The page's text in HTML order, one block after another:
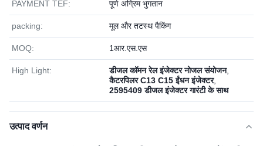
PAYMENT TEF: पूर्ण अग्रिम भुगतान
packing: मूल और तटस्थ पैकिंग
MOQ: 1आर.एस.एस
High Light: डीजल कॉमन रेल इंजेक्टर नोजल संयोजन,
कैटरपिलर C13 C15 ईंधन इंजेक्टर,
2595409 डीजल इंजेक्टर गारंटी के साथ
उत्पाद वर्णन